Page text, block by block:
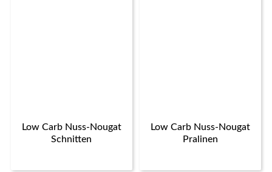
Low Carb Nuss-Nougat
Schnitten
Low Carb Nuss-Nougat
Pralinen